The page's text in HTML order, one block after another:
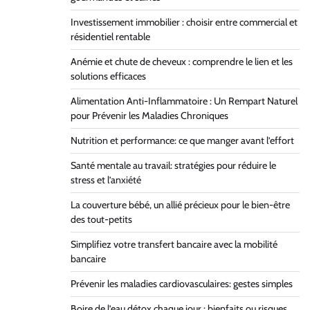
Investissement immobilier : choisir entre commercial et
résidentiel rentable
Anémie et chute de cheveux : comprendre le lien et les
solutions efficaces
Alimentation Anti-Inflammatoire : Un Rempart Naturel
pour Prévenir les Maladies Chroniques
Nutrition et performance: ce que manger avant l’effort
Santé mentale au travail: stratégies pour réduire le
stress et l’anxiété
La couverture bébé, un allié précieux pour le bien-être
des tout-petits
Simplifiez votre transfert bancaire avec la mobilité
bancaire
Prévenir les maladies cardiovasculaires: gestes simples